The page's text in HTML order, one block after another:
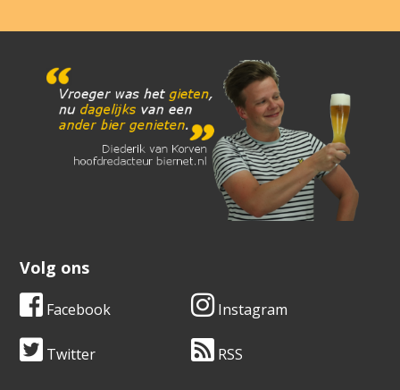
Volg ons
Facebook Instagram
Twitter RSS